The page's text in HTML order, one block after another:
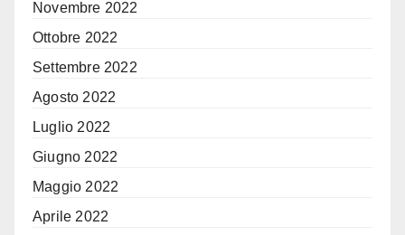
Novembre 2022
Ottobre 2022
Settembre 2022
Agosto 2022
Luglio 2022
Giugno 2022
Maggio 2022
Aprile 2022